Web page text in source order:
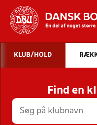
STILLINGER,
KLUB/HOLD
Find en